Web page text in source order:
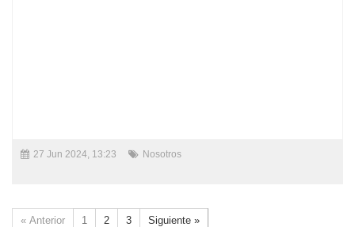
27 Jun 2024, 13:23 Nosotros
« Anterior 1 2 3 Siguiente »